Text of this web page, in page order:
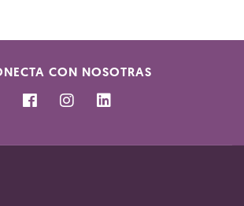
CON NOSOTRAS